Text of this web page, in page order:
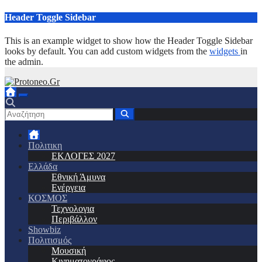
Μετάβαση
περιεχόμενο
Header Toggle Sidebar
This is an example widget to show how the Header Toggle Sidebar
looks by default. You can add custom widgets from the widgets in
the admin.
Πολιτικη
ΕΚΛΟΓΕΣ 2027
Ελλάδα
Εθνική Άμυνα
Ενέργεια
ΚΟΣΜΟΣ
Τεχνολογια
Περιβάλλον
Showbiz
Πολιτισμός
Μουσική